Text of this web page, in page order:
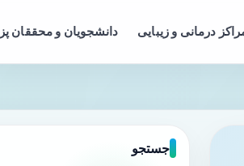
درمانی و زیبایی دانشجویان و محققان
جستجو